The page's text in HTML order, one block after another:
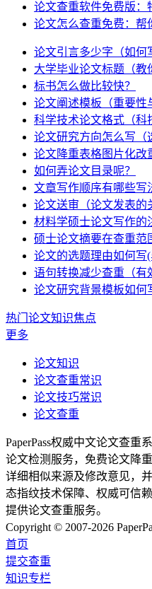
论文查重软件免费版：
论文怎么查重免费：帮
论文引言多少字（如何
大学毕业论文标题（教
标书怎么做比较快？
论文阐述模板（重要性
科学技术论文格式（科
论文研究方向怎么写（
论文降重表格图片化改
如何弄论文目录呢？
文章写作顺序有哪些写
论文送审（论文发表的
材料学硕士论文写作的
硕士论文摘要在查重范
论文的选题理由如何写
语句转换减少查重（有
论文研究背景模板如何
热门论文知识焦点
更多
论文知识
论文查重常识
论文技巧常识
论文查重
PaperPass权威中文论文查重
论文检测服务，免费论文降
详细相似来源及修改意见，
态指纹技术保障、权威可信
提供论文查重服务。
Copyright © 2007-2026
首页
提交查重
知识专栏